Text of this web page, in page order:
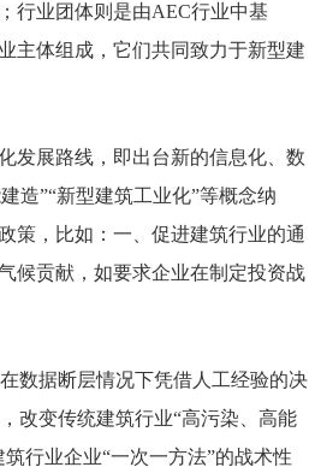
行业团体则是由AEC行业中基
主体组成，它们共同致力于新型建
发展路线，即出台新的信息化、数
造”“新型建筑工业化”等概念纳
策，比如：一、促进建筑行业的通
候贡献，如要求企业在制定投资战
数据断层情况下凭借人工经验的决
改变传统建筑行业“高污染、高能
行业企业“一次一方法”的战术性